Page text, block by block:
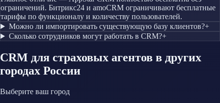
ограничений. Битрикс24 и amoCRM ограничивают бесплатные
тарифы по функционалу и количеству пользователей.
Можно ли импортировать существующую базу клиентов?+
Сколько сотрудников могут работать в CRM?+
CRM для страховых агентов в других
городах России
Выберите ваш город